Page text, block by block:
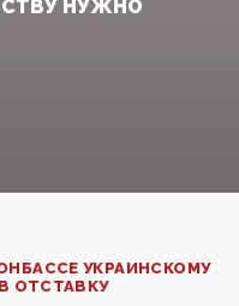
НУЖНО
УКРАИНСКОМУ
ОТСТАВКУ